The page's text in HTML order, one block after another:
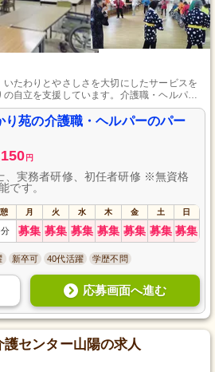
たわりとやさしさを大切にしたサービスを
自立を支援しています。介護職・ヘルパー
から身体介助まで、幅広い業務をお任せしま
の道も開かれていますので、長期的なキャ
です。
り苑の介護職・ヘルパーのパー
円
、実務者研修、初任者研修 ※無資格
です。
月 火 水 木 金 土 日
募集 募集 募集 募集 募集 募集 募集
新卒可 40代活躍 学歴不問
応募画面へ進む
センター山陽の求人